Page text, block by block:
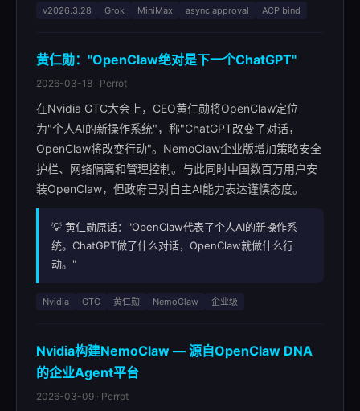
v2026.3.28 Grok MiniMax async approval ACP bind
黄仁勋："OpenClaw绝对是下一个ChatGPT"
2026-03-18 · Perrot
在Nvidia GTC大会上，CEO黄仁勋将OpenClaw定位
为"个人AI的新操作系统"，称"ChatGPT改变了对话，
OpenClaw将改变行动"。NemoClaw企业版增加策略安全
护栏、网络隔离和管理控制。与此同时中国数百万用户安
装OpenClaw，但政府已对自主AI能力表达谨慎态度。
💡 黄仁勋原话："OpenClaw代表了个人AI的新操作系
统。ChatGPT做了什么对话，OpenClaw就做什么行
动。"
Nvidia GTC 黄仁勋 NemoClaw 企业级
Nvidia构建NemoClaw — 源自OpenClaw DNA
的企业Agent平台
2026-03-09 · Perrot